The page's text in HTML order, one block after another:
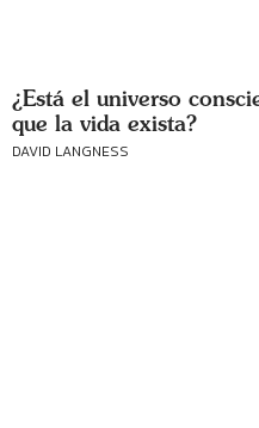
¿Está el universo
que la vida exista?
DAVID LANGNESS